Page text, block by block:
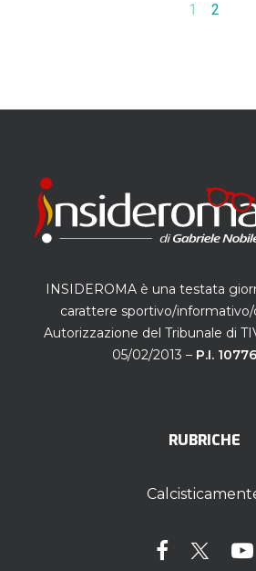
1 2
INSIDEROMA è una testata
carattere sportivo/
Autorizzazione del Tribunale di
05/02/2013 – P.I.
RUBRICHE